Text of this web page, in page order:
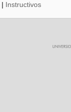
| Instructivos